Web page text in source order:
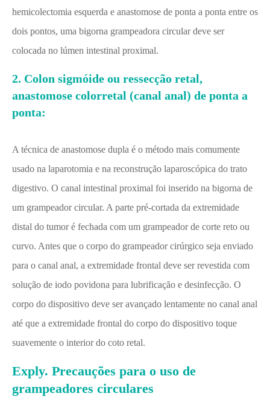
hemicolectomia esquerda e anastomose de ponta a ponta entre os
dois pontos, uma bigorna grampeadora circular deve ser
colocada no lúmen intestinal proximal.
2. Colon sigmóide ou ressecção retal,
anastomose colorretal (canal anal) de ponta a
ponta:
A técnica de anastomose dupla é o método mais comumente
usado na laparotomia e na reconstrução laparoscópica do trato
digestivo. O canal intestinal proximal foi inserido na bigorna de
um grampeador circular. A parte pré-cortada da extremidade
distal do tumor é fechada com um grampeador de corte reto ou
curvo. Antes que o corpo do grampeador cirúrgico seja enviado
para o canal anal, a extremidade frontal deve ser revestida com
solução de iodo povidona para lubrificação e desinfecção. O
corpo do dispositivo deve ser avançado lentamente no canal anal
até que a extremidade frontal do corpo do dispositivo toque
suavemente o interior do coto retal.
Exply. Precauções para o uso de
grampeadores circulares